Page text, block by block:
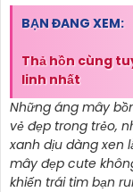
BẠN ĐANG XEM:
Thả hồn cùng
linh nhất
Những áng mây
vẻ đẹp trong trẻo,
xanh dịu dàng xen
mây đẹp cute
khiến trái tim bạn